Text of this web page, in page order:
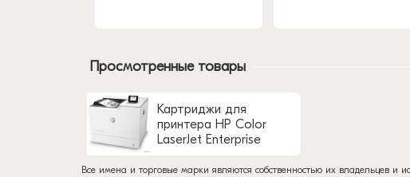
Просмотренные товары
Картриджи для
принтера HP Color
LaserJet Enterprise
Все имена и торговые марки являются собственностью их владельцев